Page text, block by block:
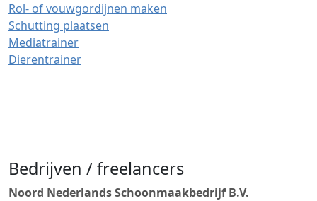
Rol- of vouwgordijnen maken
Schutting plaatsen
Mediatrainer
Dierentrainer
Bedrijven / freelancers
Noord Nederlands Schoonmaakbedrijf B.V.